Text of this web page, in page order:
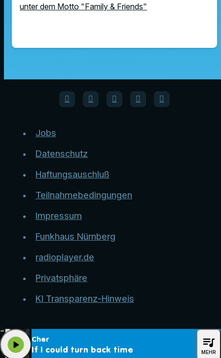
unter dem Motto "Family & Friends"
Jobs
Datenschutz
Haftungsauschluß
Teilnahmebedingungen
Impressum
Funkhaus Nürnberg
radioplayer.de
Privatsphäre
KI Transparenz-Hinweis
Cher
If I could turn back time
play_arrow queue_music